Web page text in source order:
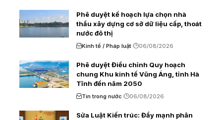
Phê duyệt kế hoạch lựa chọn nhà
thầu xây dựng cơ sở dữ liệu cấp, thoát
nước đô thị
Kinh tế / Pháp luật 06/08/2026
Phê duyệt Điều chỉnh Quy hoạch
chung Khu kinh tế Vũng Áng, tỉnh Hà
Tĩnh đến năm 2050
Tin trong nước 06/08/2026
Sửa Luật Kiến trúc: Đẩy mạnh phân